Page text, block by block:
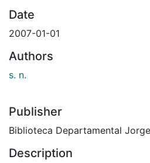
Date
2007-01-01
Authors
s. n.
Publisher
Biblioteca Departamental
Description